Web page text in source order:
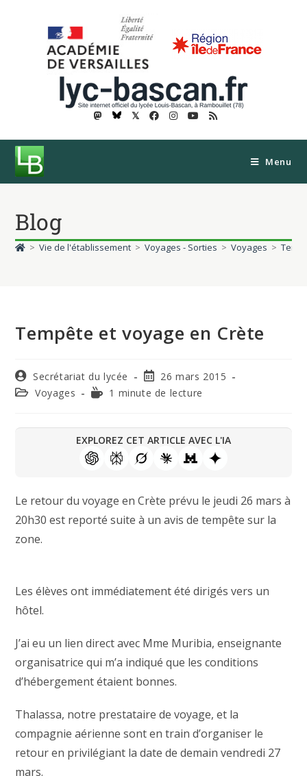
𝕏
Menu
Blog
> Vie de l'établissement > Voyages - Sorties > Voyages >
Tempête et voyage en Crète
Secrétariat du lycée
26 mars 2015
Voyages
1 minute de lecture
EXPLOREZ CET ARTICLE AVEC L'IA
Le retour du voyage en Crète prévu le jeudi 26 mars à
20h30 est reporté suite à un avis de tempête sur la
zone.
Les élèves ont immédiatement été dirigés vers un
hôtel.
J’ai eu un lien direct avec Mme Muribia, enseignante
organisatrice qui m’a indiqué que les conditions
d’hébergement étaient bonnes.
Thalassa, notre prestataire de voyage, et la
compagnie aérienne sont en train d’organiser le
retour en privilégiant la date de demain vendredi 27
mars.